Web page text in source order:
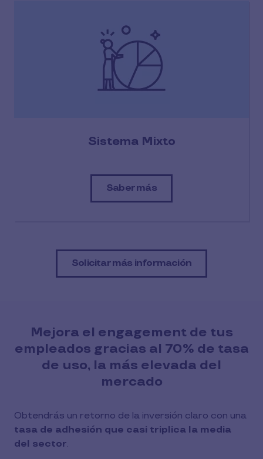
Sistema Mixto
Saber más
Solicitar más información
Mejora el engagement de tus
empleados gracias al 70% de tasa
de uso, la más elevada del
mercado
Obtendrás un retorno de la inversión claro con una
tasa de adhesión que casi triplica la media
del sector.